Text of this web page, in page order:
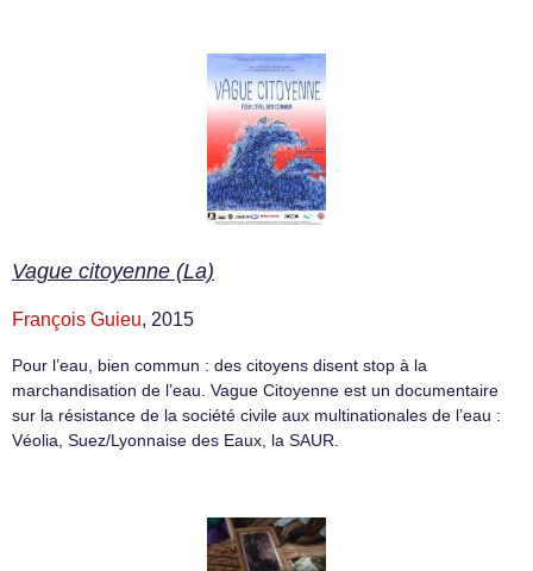
Vague citoyenne (La)
François Guieu, 2015
Pour l’eau, bien commun : des citoyens disent stop à la
marchandisation de l’eau. Vague Citoyenne est un documentaire
sur la résistance de la société civile aux multinationales de l’eau :
Véolia, Suez/Lyonnaise des Eaux, la SAUR.